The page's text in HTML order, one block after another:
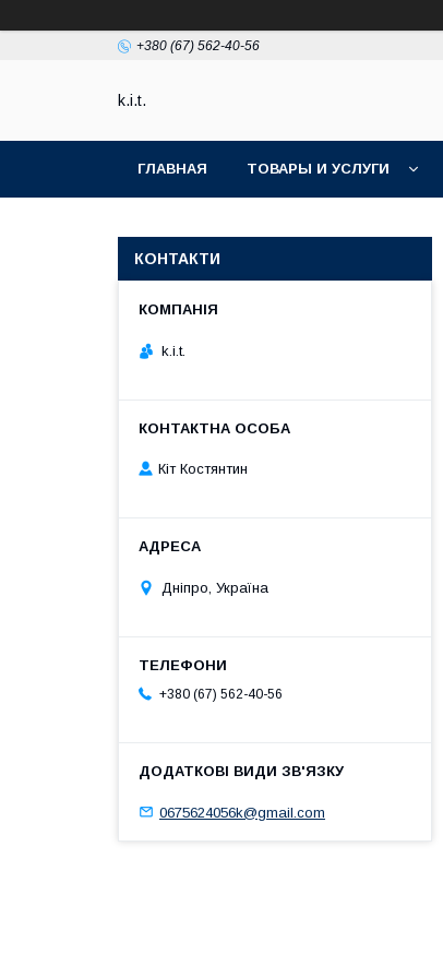
+380 (67) 562-40-56
k.i.t.
ГЛАВНАЯ ТОВАРЫ И УСЛУГИ
КОНТАКТИ
k.i.t.
Кіт Костянтин
Дніпро, Україна
+380 (67) 562-40-56
0675624056k@gmail.com